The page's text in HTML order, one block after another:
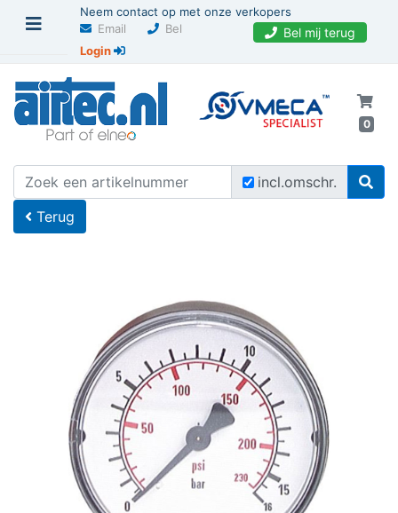
Neem contact op met onze verkopers
Email
Bel Bel mij terug
Login
0
incl.omschr.
U bevindt zich hier Home
Terug